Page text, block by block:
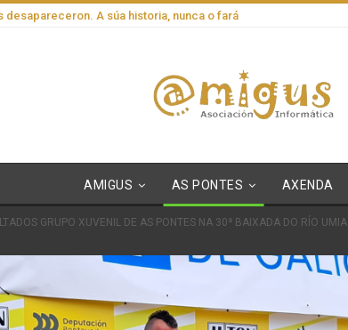
desapareceron. A súa historia, nunca o fará
AMIGUS AS PONTES AXENDA
GRUPO XUVENIL DE AS PONTES NA 30ª BAIXADA DO RÍO UMIA